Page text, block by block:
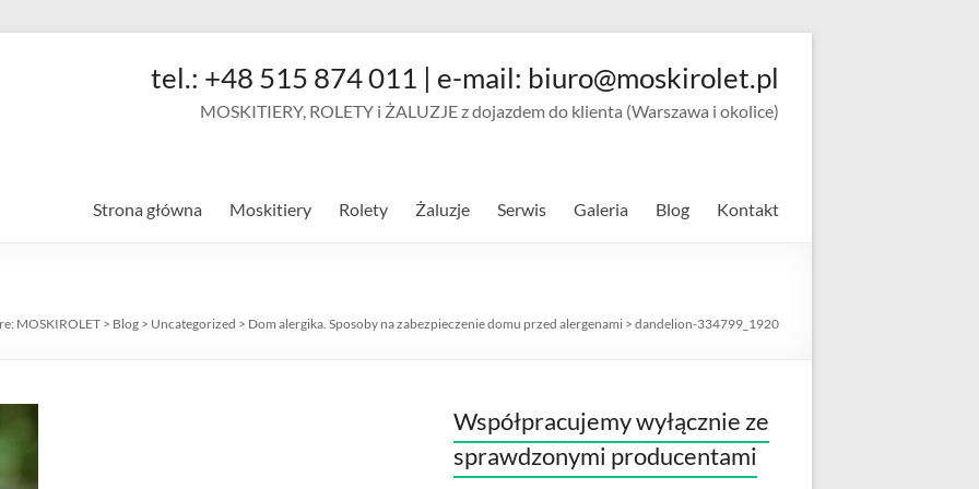
tel.: +48 515 874 011 | e-mail: biuro@moskirolet.pl
MOSKITIERY, ROLETY i ŻALUZJE z dojazdem do klienta (Warszawa i okolice)
Strona główna Moskitiery Rolety Żaluzje Serwis Galeria Blog Kontakt
MOSKIROLET > Blog > Uncategorized > Dom alergika. Sposoby na zabezpieczenie domu przed alergenami > dandelion-334799_1920
Współpracujemy wyłącznie ze
sprawdzonymi producentami